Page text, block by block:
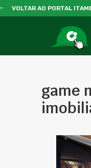
VOLTAR AO PORTAL
game